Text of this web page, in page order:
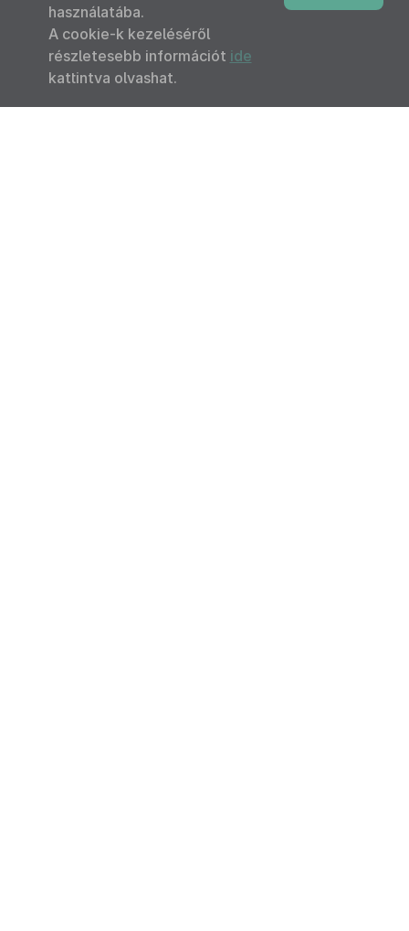
használatába.
A cookie-k kezeléséről
részletesebb információt ide
kattintva olvashat.